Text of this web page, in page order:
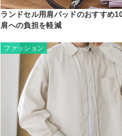
ランドセル用肩パッドのおすすめ
肩への負担を軽減
ファッション